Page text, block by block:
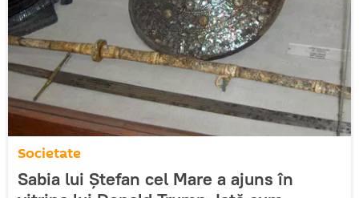
Societate
Sabia lui Ștefan cel Mare a ajuns în